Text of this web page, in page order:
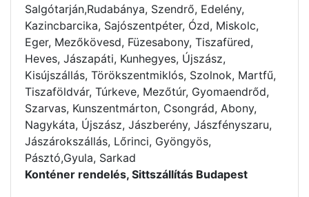
Salgótarján,Rudabánya, Szendrő, Edelény,
Kazincbarcika, Sajószentpéter, Ózd, Miskolc,
Eger, Mezőkövesd, Füzesabony, Tiszafüred,
Heves, Jászapáti, Kunhegyes, Újszász,
Kisújszállás, Törökszentmiklós, Szolnok, Martfű,
Tiszaföldvár, Túrkeve, Mezőtúr, Gyomaendrőd,
Szarvas, Kunszentmárton, Csongrád, Abony,
Nagykáta, Újszász, Jászberény, Jászfényszaru,
Jászárokszállás, Lőrinci, Gyöngyös,
Pásztó,Gyula, Sarkad
Konténer rendelés, Sittszállítás Budapest